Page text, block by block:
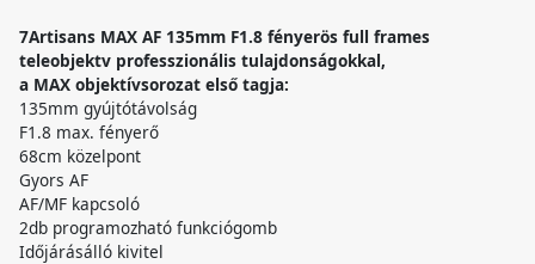
7Artisans MAX AF 135mm F1.8 fényerös full frames
teleobjektv professzionális tulajdonságokkal,
a MAX objektívsorozat első tagja:
135mm gyújtótávolság
F1.8 max. fényerő
68cm közelpont
Gyors AF
AF/MF kapcsoló
2db programozható funkciógomb
Időjárásálló kivitel